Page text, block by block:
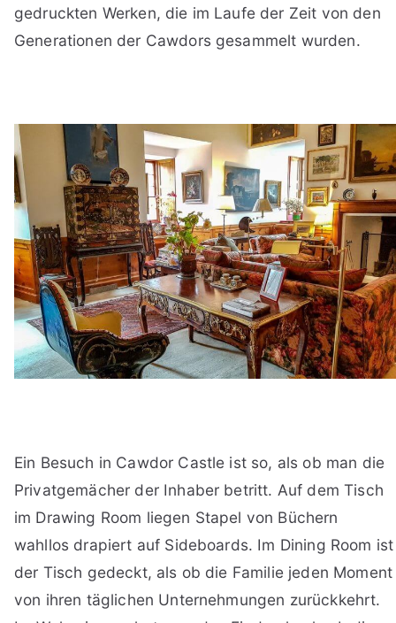
gedruckten Werken, die im Laufe der Zeit von den
Generationen der Cawdors gesammelt wurden.
Ein Besuch in Cawdor Castle ist so, als ob man die
Privatgemächer der Inhaber betritt. Auf dem Tisch
im Drawing Room liegen Stapel von Büchern
wahllos drapiert auf Sideboards. Im Dining Room ist
der Tisch gedeckt, als ob die Familie jeden Moment
von ihren täglichen Unternehmungen zurückkehrt.